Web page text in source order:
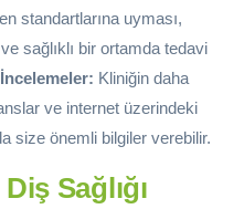
standartlarına uyması,
sağlıklı bir ortamda tedavi
Kliniğin daha
ve internet üzerindeki
size önemli bilgiler verebilir.
Sağlığı